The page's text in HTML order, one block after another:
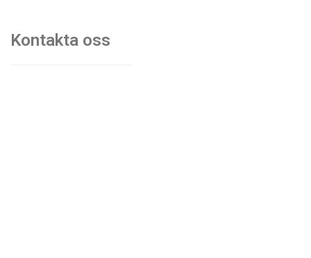
Kontakta oss